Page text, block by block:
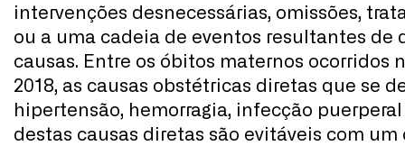
intervenções desnecessárias, omissões,
ou a uma cadeia de eventos resultantes de
causas. Entre os óbitos maternos ocorridos
2018, as causas obstétricas diretas que se
hipertensão, hemorragia, infecção
destas causas diretas são evitáveis com um